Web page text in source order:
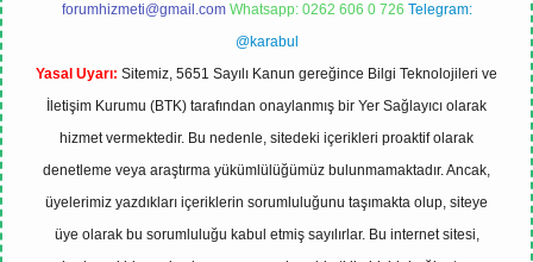
forumhizmeti@gmail.com Whatsapp: 0262 606 0 726 Telegram:
@karabul
Yasal Uyarı: Sitemiz, 5651 Sayılı Kanun gereğince Bilgi Teknolojileri ve
İletişim Kurumu (BTK) tarafından onaylanmış bir Yer Sağlayıcı olarak
hizmet vermektedir. Bu nedenle, sitedeki içerikleri proaktif olarak
denetleme veya araştırma yükümlülüğümüz bulunmamaktadır. Ancak,
üyelerimiz yazdıkları içeriklerin sorumluluğunu taşımakta olup, siteye
üye olarak bu sorumluluğu kabul etmiş sayılırlar. Bu internet sitesi,